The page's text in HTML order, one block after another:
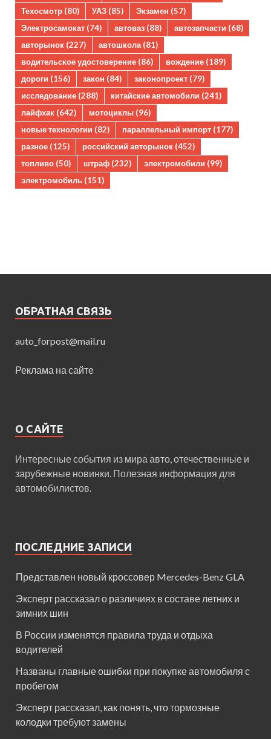
Техосмотр (80) УАЗ (85) Экзамен (57)
Электросамокат (74) автоваз (88) автозапчасти (68)
авторынок (227) автошкола(81)
водительское удостоверение (86) вождение (189)
дороги (156) закон (84) законопроект (79)
исследование (288) китайские автомобили (241)
лайфхак (642) мотоциклы (96)
новые технологии (82) параллельный импорт (177)
разное (125) российский авторынок (452)
топливо (50) штраф (232) электромобили (99)
электромобиль (151)
ОБРАТНАЯ СВЯЗЬ
auto_forpost@mail.ru
Реклама на сайте
О САЙТЕ
Интересные события из мира авто, отечественные и
зарубежные новинки. Полезная информация для
автомобилистов.
ПОСЛЕДНИЕ ЗАПИСИ
Представлен новый кроссовер Mercedes-Benz GLA
Эксперт рассказал о различиях в составе летних и
зимних шин
В России изменятся правила труда и отдыха
водителей
Названы главные ошибки при покупке автомобиля с
пробегом
Эксперт рассказал, как понять, что тормозные
колодки требуют замены